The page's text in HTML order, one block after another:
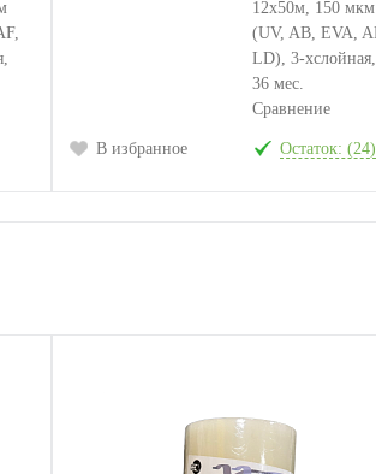
Сравнение
В избранное Остаток: (24)